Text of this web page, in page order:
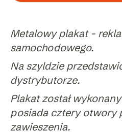
Metalowy plakat -
samochodowego.
Na szyldzie
dystrybutorze.
Plakat został
posiada cztery otwory
zawieszenia.